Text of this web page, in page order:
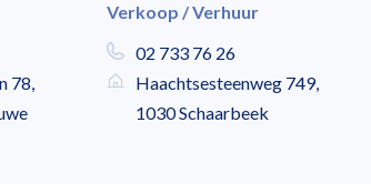
78,
Verkoop / Verhuur
02 733 76 26
Haachtsesteenweg 749,
1030 Schaarbeek